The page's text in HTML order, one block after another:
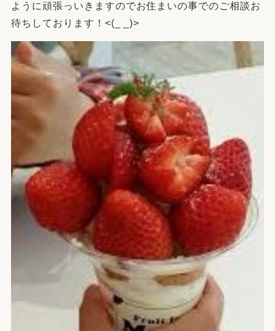
ように頑張っいきますのでお住まいの事でのご相談お
待ちしております！<(_ _)>